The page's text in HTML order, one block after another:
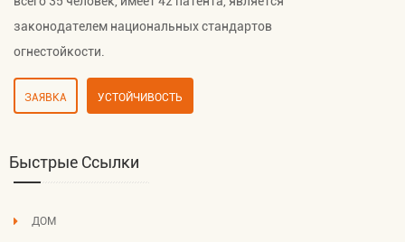
законодателем национальных стандартов
огнестойкости.
ЗАЯВКА УСТОЙЧИВОСТЬ
Быстрые Ссылки
ДОМ